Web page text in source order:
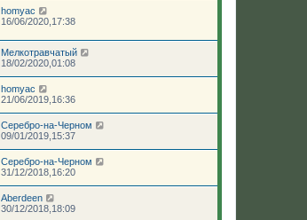
homyac
16/06/2020,17:38
Мелкотравчатый
18/02/2020,01:08
homyac
21/06/2019,16:36
Серебро-на-Черном
09/01/2019,15:37
Серебро-на-Черном
31/12/2018,16:20
Aberdeen
30/12/2018,18:09